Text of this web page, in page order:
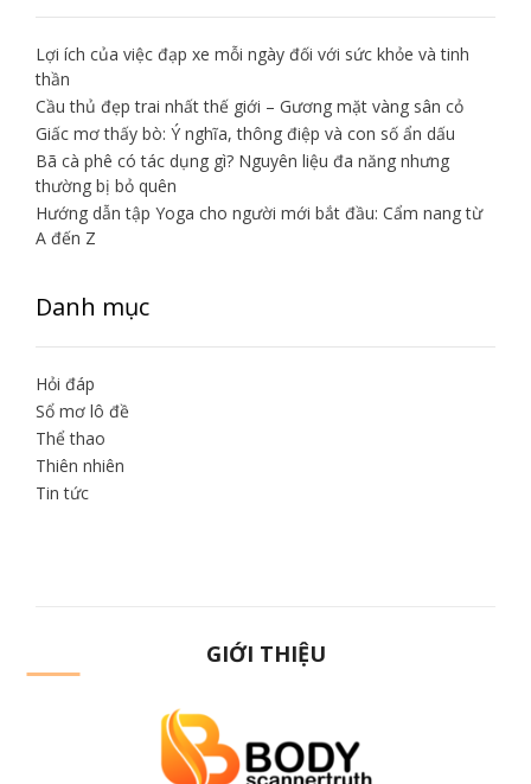
Lợi ích của việc đạp xe mỗi ngày đối với sức khỏe và tinh
thần
Cầu thủ đẹp trai nhất thế giới – Gương mặt vàng sân cỏ
Giấc mơ thấy bò: Ý nghĩa, thông điệp và con số ẩn dấu
Bã cà phê có tác dụng gì? Nguyên liệu đa năng nhưng
thường bị bỏ quên
Hướng dẫn tập Yoga cho người mới bắt đầu: Cẩm nang từ
A đến Z
Danh mục
Hỏi đáp
Sổ mơ lô đề
Thể thao
Thiên nhiên
Tin tức
GIỚI THIỆU